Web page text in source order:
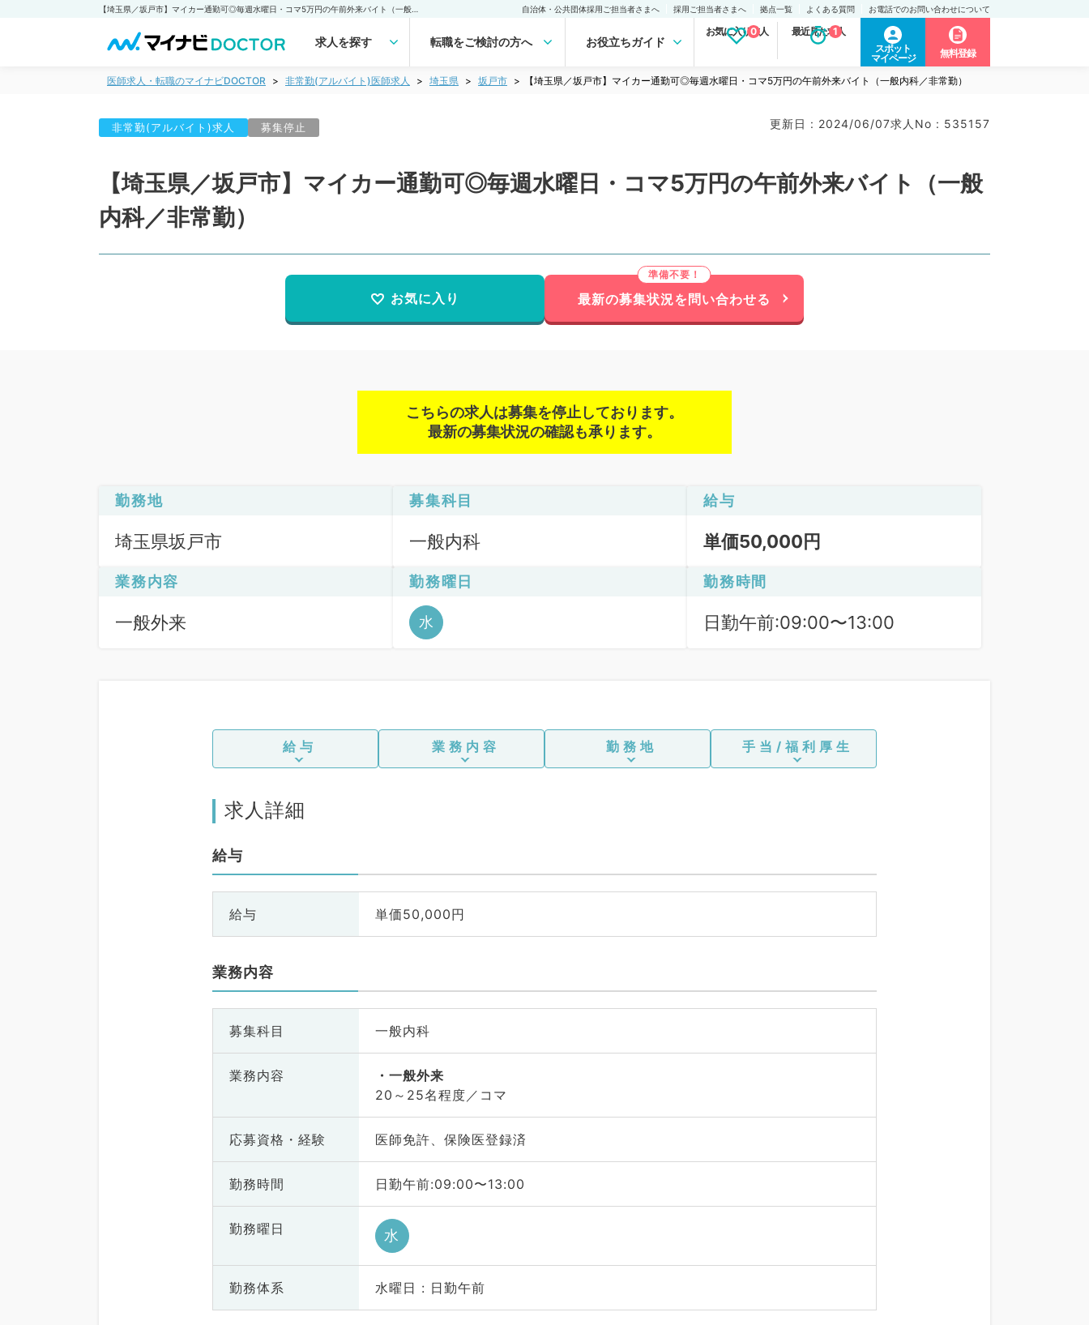
自治体・公共団体採用ご担当者さまへ 採用ご担当者さまへ 拠点一覧 よくある質問 お電話でのお問い合わせについて
求人を探す 転職をご検討の方へ お役立ちガイド
お気に入り求人
0 最近見た求人
1
スポット
マイページ
無料登録
医師求人・転職のマイナビDOCTOR 非常勤(アルバイト)医師求人 埼玉県 坂戸市 【埼玉県／坂戸市】マイカー通勤可◎毎週水曜日・コマ5万円の午前外来バイト（一般内科／非常勤）
非常勤(アルバイト)求人 募集停止 更新日 : 2024/06/07求人No : 535157
【埼玉県／坂戸市】マイカー通勤可◎毎週水曜日・コマ5万円の午前外来バイト（一般
内科／非常勤）
お気に入り 最新の募集状況を問い合わせる
こちらの求人は募集を停止しております。
最新の募集状況の確認も承ります。
勤務地
埼玉県坂戸市
募集科目
一般内科
給与
単価50,000円
業務内容
一般外来
勤務曜日
水
勤務時間
日勤午前:09:00〜13:00
給与 業務内容 勤務地 手当/福利厚生
求人詳細
給与
給与 単価50,000円
業務内容
募集科目 一般内科
業務内容
一般外来
20～25名程度／コマ
応募資格・ 経験 医師免許、保険医登録済
勤務時間 日勤午前:09:00〜13:00
勤務曜日 水
勤務体系 水曜日 : 日勤午前